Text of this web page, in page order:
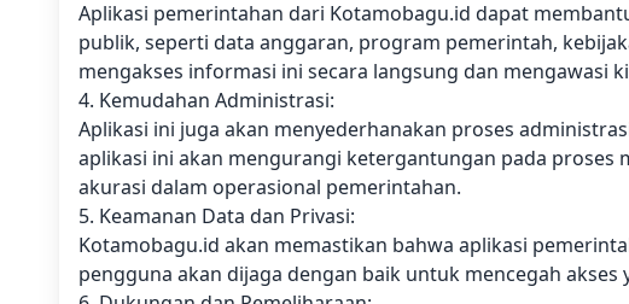
Aplikasi pemerintahan dari Kotamobagu.id dapat
publik, seperti data anggaran, program pemerintah,
mengakses informasi ini secara langsung dan mengawasi
4. Kemudahan Administrasi:
Aplikasi ini juga akan menyederhanakan proses
aplikasi ini akan mengurangi ketergantungan pada proses
akurasi dalam operasional pemerintahan.
5. Keamanan Data dan Privasi:
Kotamobagu.id akan memastikan bahwa aplikasi
pengguna akan dijaga dengan baik untuk mencegah